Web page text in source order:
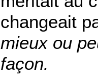
changeait
mieux ou
façon.